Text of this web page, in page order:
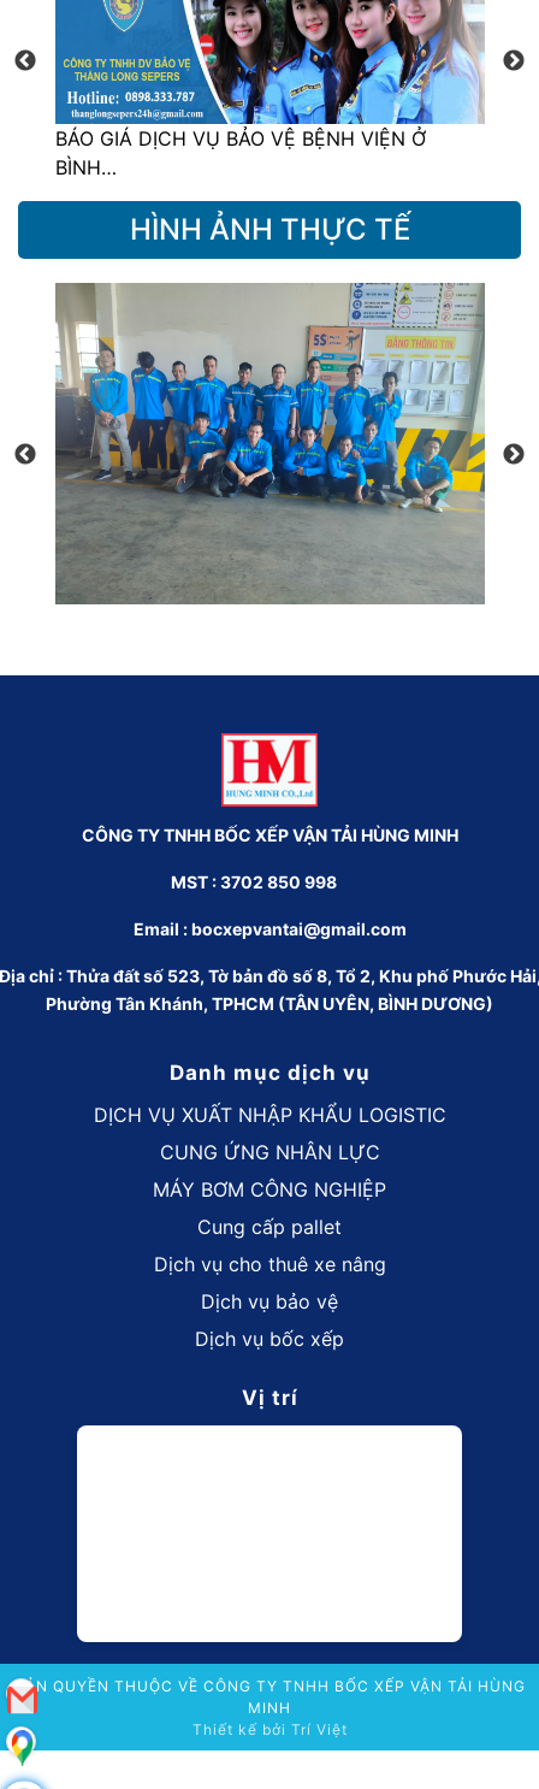
BÁO GIÁ DỊCH VỤ BẢO VỆ BỆNH VIỆN Ở
BÌNH…
HÌNH ẢNH THỰC TẾ
CÔNG TY TNHH BỐC XẾP VẬN TẢI HÙNG MINH
MST : 3702 850 998
Email :bocxepvantai@gmail.com
chỉ : Thửa đất số 523, Tờ bản đồ số 8, Tổ 2, Khu phố Phước
Phường Tân Khánh, TPHCM (TÂN UYÊN, BÌNH DƯƠNG)
Danh mục dịch vụ
DỊCH VỤ XUẤT NHẬP KHẨU LOGISTIC
CUNG ỨNG NHÂN LỰC
MÁY BƠM CÔNG NGHIỆP
Cung cấp pallet
Dịch vụ cho thuê xe nâng
Dịch vụ bảo vệ
Dịch vụ bốc xếp
Vị trí
BẢN QUYỀN THUỘC VỀ CÔNG TY TNHH BỐC XẾP VẬN TẢI HÙNG
MINH
Thiết kế bởi Trí Việt